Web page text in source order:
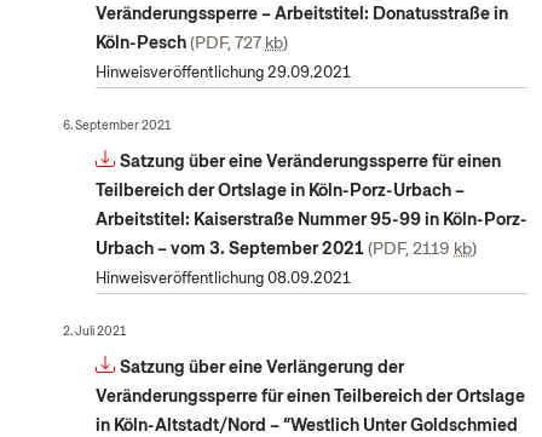
Veränderungssperre – Arbeitstitel: Donatusstraße in
Köln-Pesch PDF, 727 kb
Hinweisveröffentlichung 29.09.2021
6. September 2021
Satzung über eine Veränderungssperre für einen
Teilbereich der Ortslage in Köln-Porz-Urbach –
Arbeitstitel: Kaiserstraße Nummer 95-99 in Köln-Porz-
Urbach – vom 3. September 2021 PDF, 2119 kb
Hinweisveröffentlichung 08.09.2021
2. Juli 2021
Satzung über eine Verlängerung der
Veränderungssperre für einen Teilbereich der Ortslage
in Köln-Altstadt/Nord – “Westlich Unter Goldschmied